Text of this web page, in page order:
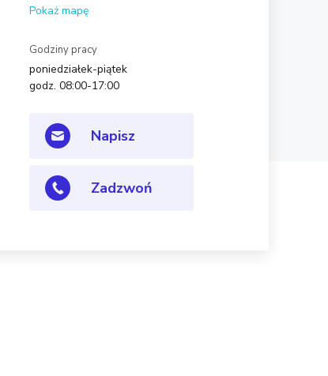
Pokaż mapę
Godziny pracy
poniedziałek-piątek
godz. 08:00-17:00
Napisz
Zadzwoń